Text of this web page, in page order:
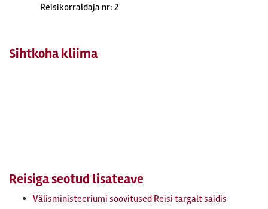
Reisikorraldaja nr: 2
Sihtkoha kliima
Reisiga seotud lisateave
Välisministeeriumi soovitused Reisi targalt saidis